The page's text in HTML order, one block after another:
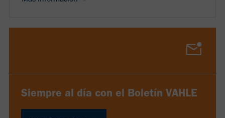
Siempre al día con el Boletín VAHLE